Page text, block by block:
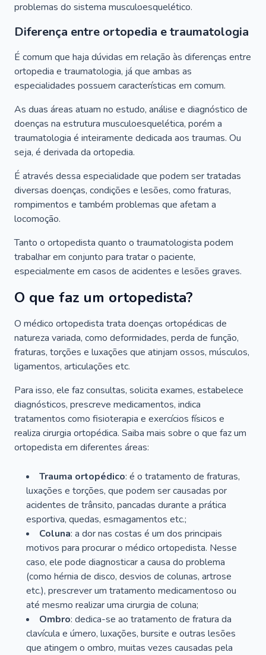
problemas do sistema musculoesquelético.
Diferença entre ortopedia e traumatologia
É comum que haja dúvidas em relação às diferenças entre
ortopedia e traumatologia, já que ambas as
especialidades possuem características em comum.
As duas áreas atuam no estudo, análise e diagnóstico de
doenças na estrutura musculoesquelética, porém a
traumatologia é inteiramente dedicada aos traumas. Ou
seja, é derivada da ortopedia.
É através dessa especialidade que podem ser tratadas
diversas doenças, condições e lesões, como fraturas,
rompimentos e também problemas que afetam a
locomoção.
Tanto o ortopedista quanto o traumatologista podem
trabalhar em conjunto para tratar o paciente,
especialmente em casos de acidentes e lesões graves.
O que faz um ortopedista?
O médico ortopedista trata doenças ortopédicas de
natureza variada, como deformidades, perda de função,
fraturas, torções e luxações que atinjam ossos, músculos,
ligamentos, articulações etc.
Para isso, ele faz consultas, solicita exames, estabelece
diagnósticos, prescreve medicamentos, indica
tratamentos como fisioterapia e exercícios físicos e
realiza cirurgia ortopédica. Saiba mais sobre o que faz um
ortopedista em diferentes áreas:
Trauma ortopédico: é o tratamento de fraturas,
luxações e torções, que podem ser causadas por
acidentes de trânsito, pancadas durante a prática
esportiva, quedas, esmagamentos etc.;
Coluna: a dor nas costas é um dos principais
motivos para procurar o médico ortopedista. Nesse
caso, ele pode diagnosticar a causa do problema
(como hérnia de disco, desvios de colunas, artrose
etc.), prescrever um tratamento medicamentoso ou
até mesmo realizar uma cirurgia de coluna;
Ombro: dedica-se ao tratamento de fratura da
clavícula e úmero, luxações, bursite e outras lesões
que atingem o ombro, muitas vezes causadas pela